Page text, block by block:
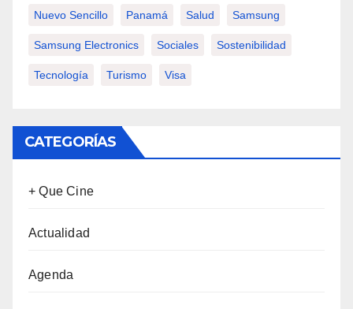
Nuevo Sencillo Panamá Salud Samsung
Samsung Electronics Sociales Sostenibilidad
Tecnología Turismo Visa
CATEGORÍAS
+ Que Cine
Actualidad
Agenda